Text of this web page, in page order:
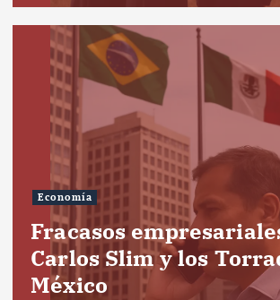
Economía
Fracasos
Carlos Slim y los
México